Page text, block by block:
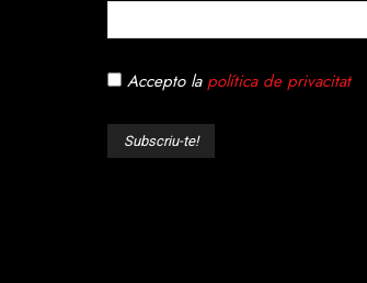
Accepto la política de privacitat